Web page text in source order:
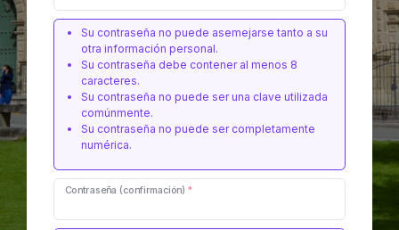
Su contraseña no puede asemejarse tanto a su
otra información personal.
Su contraseña debe contener al menos 8
caracteres.
Su contraseña no puede ser una clave utilizada
comúnmente.
Su contraseña no puede ser completamente
numérica.
Contraseña (confirmación) *